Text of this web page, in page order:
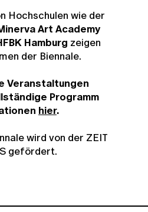
Hochschulen wie der
Art Academy
Hamburg zeigen
der Biennale.
Veranstaltungen
Programm
hier.
wird von der ZEIT
gefördert.